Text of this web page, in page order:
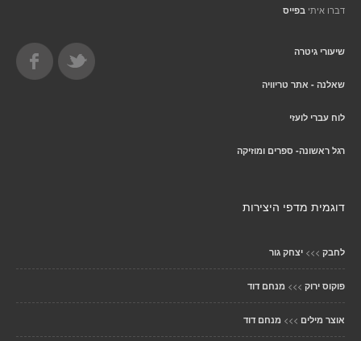
דברו איתי בפייס
שיעורי גיטרה
שאלנה - אתר טריוויה
לוח עברי לועזי
רגל ראשונה- ספרים ומוזיקה
דוגמית מדפי היצירות
לחבק >>> יצחק גור
פוקוס ירוק >>> מנחם דוד
אוצר מילים >>> מנחם דוד